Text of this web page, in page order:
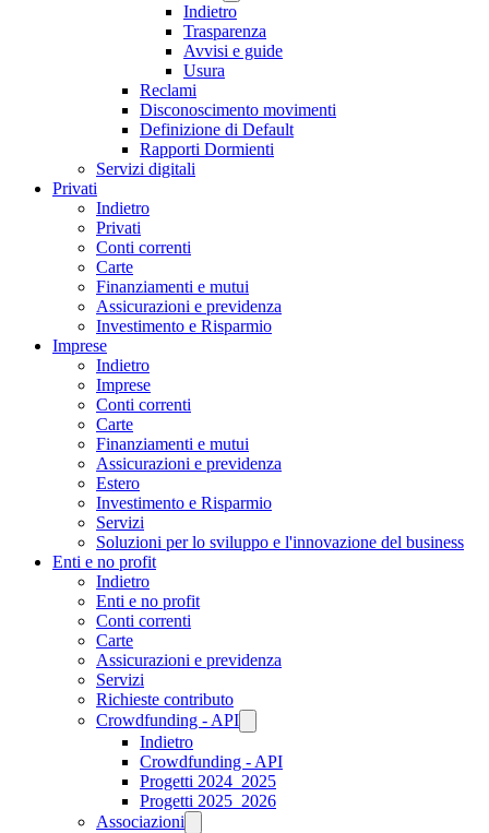
Indietro
Trasparenza
Avvisi e guide
Usura
Reclami
Disconoscimento movimenti
Definizione di Default
Rapporti Dormienti
Servizi digitali
Privati
Indietro
Privati
Conti correnti
Carte
Finanziamenti e mutui
Assicurazioni e previdenza
Investimento e Risparmio
Imprese
Indietro
Imprese
Conti correnti
Carte
Finanziamenti e mutui
Assicurazioni e previdenza
Estero
Investimento e Risparmio
Servizi
Soluzioni per lo sviluppo e l'innovazione del business
Enti e no profit
Indietro
Enti e no profit
Conti correnti
Carte
Assicurazioni e previdenza
Servizi
Richieste contributo
Crowdfunding - API
Indietro
Crowdfunding - API
Progetti 2024_2025
Progetti 2025_2026
Associazioni